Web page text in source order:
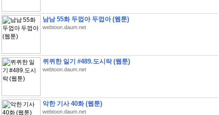
남남 55화 두껍아 두껍아 (웹툰)
webtoon.daum.net
퀴퀴한 일기 #489.도시락 (웹툰)
webtoon.daum.net
악한 기사 40화 (웹툰)
webtoon.daum.net